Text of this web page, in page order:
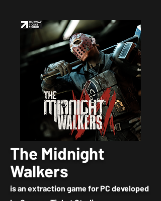
The Midnight
Walkers
is an extraction game for PC developed